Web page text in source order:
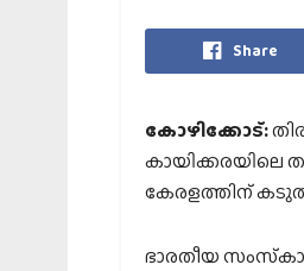
Share
കോഴിക്കോട്:
കായിക്കരയിലെ
കേരളത്തിന്
ഭാരതീയ